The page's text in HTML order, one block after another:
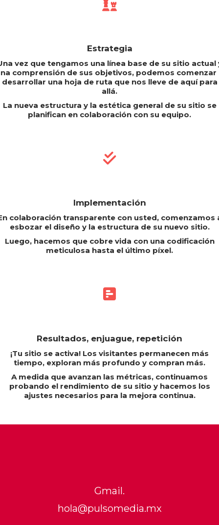
Estrategia
vez que tengamos una línea base de su sitio actual
comprensión de sus objetivos, podemos comenzar
desarrollar una hoja de ruta que nos lleve de aquí para
allá.
La nueva estructura y la estética general de su sitio se
planifican en colaboración con su equipo.
Implementación
colaboración transparente con usted, comenzamos
esbozar el diseño y la estructura de su nuevo sitio.
Luego, hacemos que cobre vida con una codificación
meticulosa hasta el último píxel.
Resultados, enjuague, repetición
¡Tu sitio se activa! Los visitantes permanecen más
tiempo, exploran más profundo y compran más.
A medida que avanzan las métricas, continuamos
probando el rendimiento de su sitio y hacemos los
ajustes necesarios para la mejora continua.
Gmail.
hola@pulsomedia.mx